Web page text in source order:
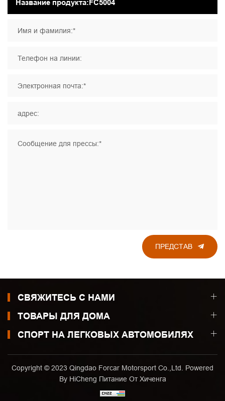
Имя и фамилия:*
Телефон на линии:
Электронная почта:*
адрес:
Сообщение для прессы:*
ПРЕДСТАВ
СВЯЖИТЕСЬ С НАМИ
ТОВАРЫ ДЛЯ ДОМА
СПОРТ НА ЛЕГКОВЫХ АВТОМОБИЛЯХ
Copyright © 2023 Qingdao Forcar Motorsport Co.,Ltd. Powered
By HiCheng Питание От Хиченга